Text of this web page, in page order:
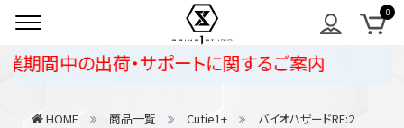
中の出荷・サポートに関するご案内
HOME 商品一覧 Cutie1+
バイオハザードRE:2